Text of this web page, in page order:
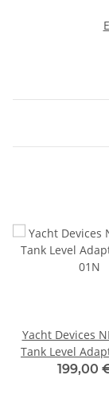
Yacht Devices
Tank Level
01N
199,00